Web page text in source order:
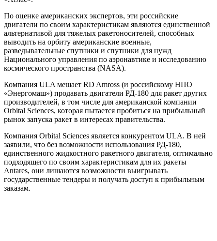
По оценке американских экспертов, эти российские
двигатели по своим характеристикам являются единственной
альтернативой для тяжелых ракетоносителей, способных
выводить на орбиту американские военные,
разведывательные спутники и спутники для нужд
Национального управления по аэронавтике и исследованию
космического пространства (NASA).
Компания ULA мешает RD Amross (и российскому НПО
«Энергомаш») продавать двигатели РД-180 для ракет других
производителей, в том числе для американской компании
Orbital Sciences, которая пытается пробиться на прибыльный
рынок запуска ракет в интересах правительства.
Компания Orbital Sciences является конкурентом ULA. В ней
заявили, что без возможности использования РД-180,
единственного жидкостного ракетного двигателя, оптимально
подходящего по своим характеристикам для их ракеты
Antares, они лишаются возможности выигрывать
государственные тендеры и получать доступ к прибыльным
заказам.